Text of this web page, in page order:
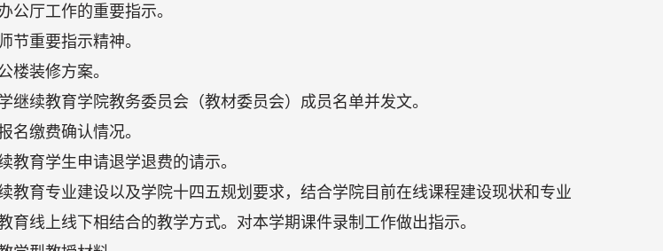
公厅工作的重要指示。
节重要指示精神。
楼装修方案。
继续教育学院教务委员会（教材委员会）成员名单并发文。
名缴费确认情况。
教育学生申请退学退费的请示。
教育专业建设以及学院十四五规划要求，结合学院目前在线课程建设现状和专业
育线上线下相结合的教学方式。对本学期课件录制工作做出指示。